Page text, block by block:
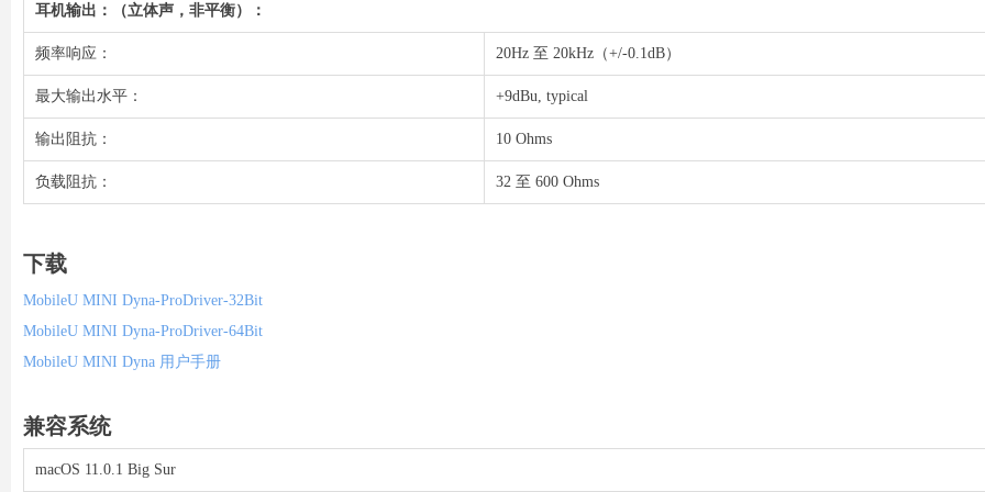
耳机输出：（立体声，非平衡）：
频率响应： 20Hz 至 20kHz（+/-0.1dB）
最大输出水平： +9dBu, typical
输出阻抗： 10 Ohms
负载阻抗： 32 至 600 Ohms
下载
MobileU MINI Dyna-ProDriver-32Bit
MobileU MINI Dyna-ProDriver-64Bit
MobileU MINI Dyna 用户手册
兼容系统
macOS 11.0.1 Big Sur